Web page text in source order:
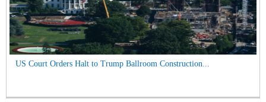
US Court Orders Halt to Trump Ballroom Construction...